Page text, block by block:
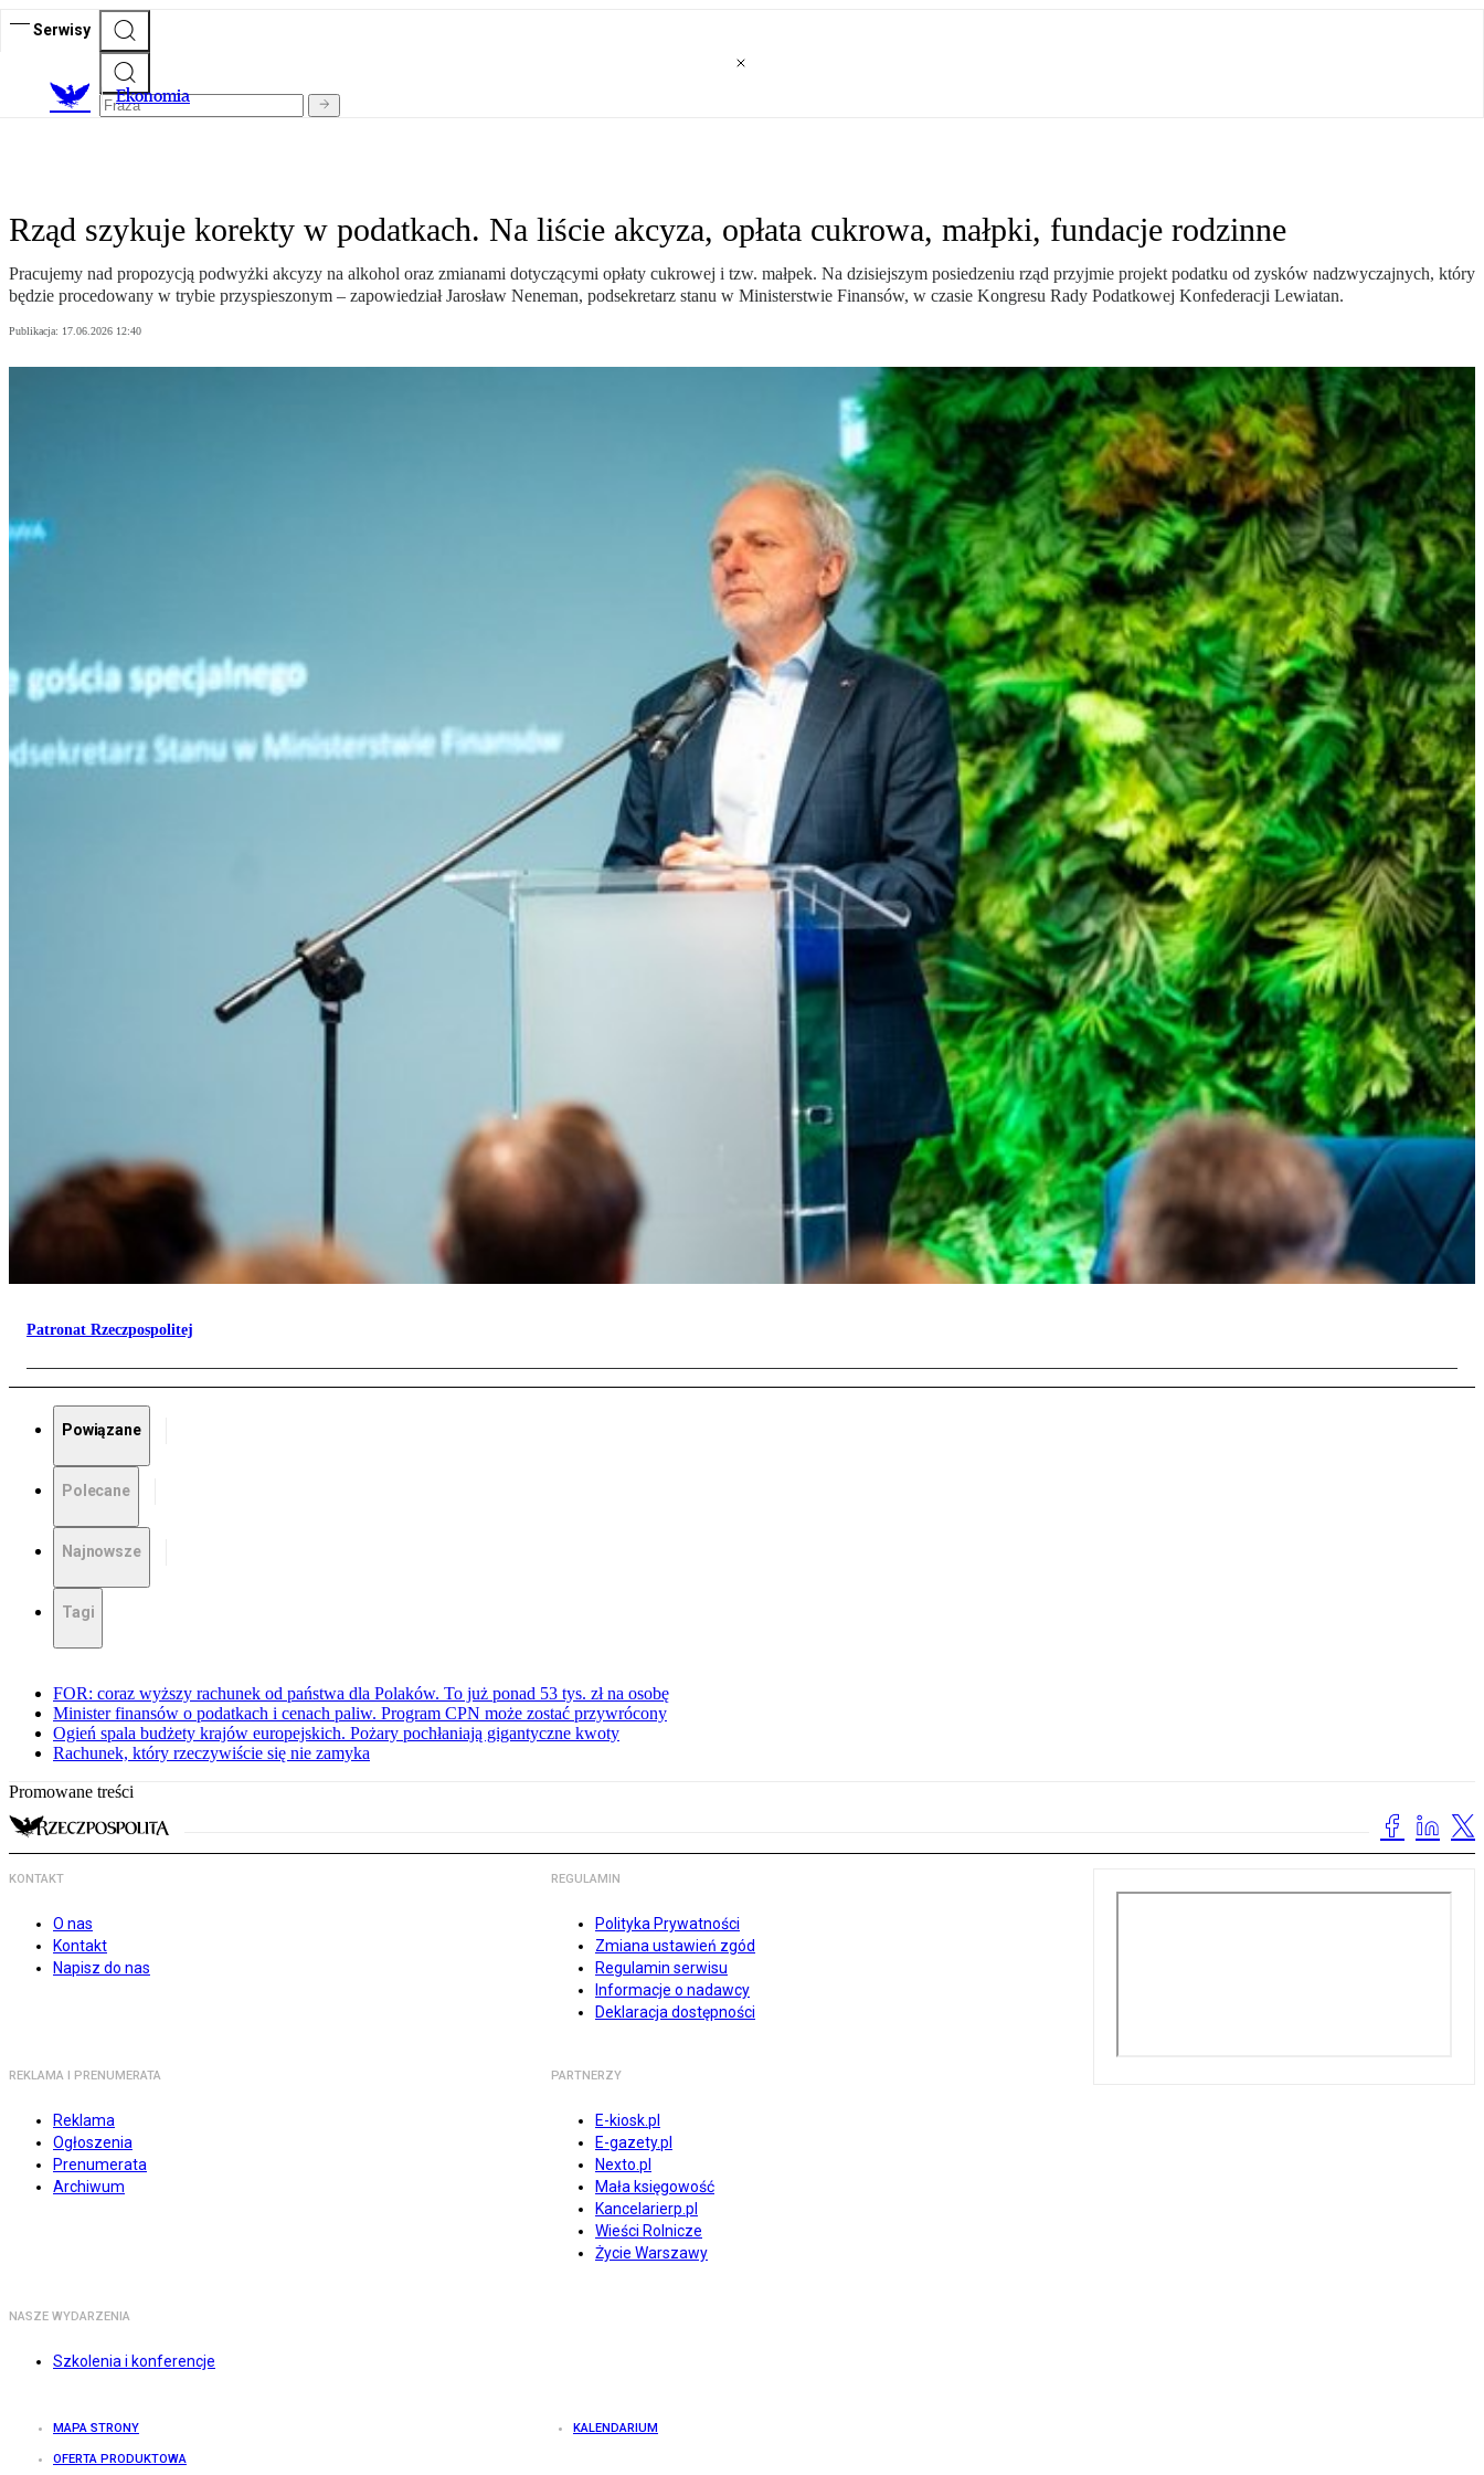
Serwisy
Ekonomia
Rząd szykuje korekty w podatkach. Na liście akcyza, opłata cukrowa, małpki, fundacje rodzinne
Pracujemy nad propozycją podwyżki akcyzy na alkohol oraz zmianami dotyczącymi opłaty cukrowej i tzw. małpek. Na dzisiejszym posiedzeniu rząd przyjmie projekt podatku od zysków nadzwyczajnych, który
będzie procedowany w trybie przyspieszonym – zapowiedział Jarosław Neneman, podsekretarz stanu w Ministerstwie Finansów, w czasie Kongresu Rady Podatkowej Konfederacji Lewiatan.
Publikacja: 17.06.2026 12:40
Patronat Rzeczpospolitej
Powiązane
Polecane
Najnowsze
Tagi
FOR: coraz wyższy rachunek od państwa dla Polaków. To już ponad 53 tys. zł na osobę
Minister finansów o podatkach i cenach paliw. Program CPN może zostać przywrócony
Ogień spala budżety krajów europejskich. Pożary pochłaniają gigantyczne kwoty
Rachunek, który rzeczywiście się nie zamyka
Promowane treści
KONTAKT
O nas
Kontakt
Napisz do nas
REGULAMIN
Polityka Prywatności
Zmiana ustawień zgód
Regulamin serwisu
Informacje o nadawcy
Deklaracja dostępności
REKLAMA I PRENUMERATA
Reklama
Ogłoszenia
Prenumerata
Archiwum
PARTNERZY
E-kiosk.pl
E-gazety.pl
Nexto.pl
Mała księgowość
Kancelarierp.pl
Wieści Rolnicze
Życie Warszawy
NASZE WYDARZENIA
Szkolenia i konferencje
MAPA STRONY KALENDARIUM
OFERTA PRODUKTOWA